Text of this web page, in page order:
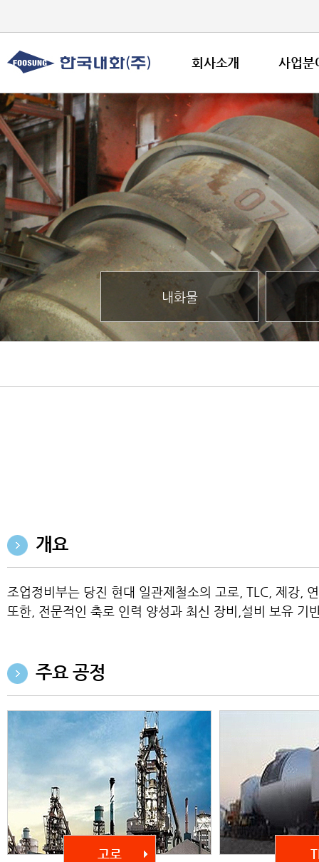
회사소개 사업분
내화물
개요
조업정비부는 당진 현대 일관제철소의 고로, TLC, 제강,
또한, 전문적인 축로 인력 양성과 최신 장비,설비 보유 기
주요 공정
고로